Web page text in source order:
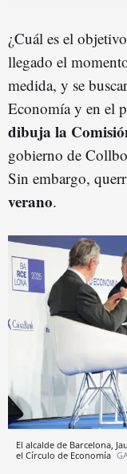
¿Cuál es el
llegado el
medida, y se
Economía y en el
dibuja la
gobierno de
Sin embargo,
verano.
El alcalde de Barcelona,
el Círculo de Economía